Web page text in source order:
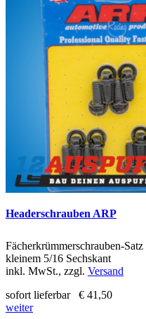
Headerschrauben ARP
Fächerkrümmerschrauben-
kleinem 5/16 Sechskant
inkl. MwSt., zzgl. Versand
sofort lieferbar
€ 41,50
weiter